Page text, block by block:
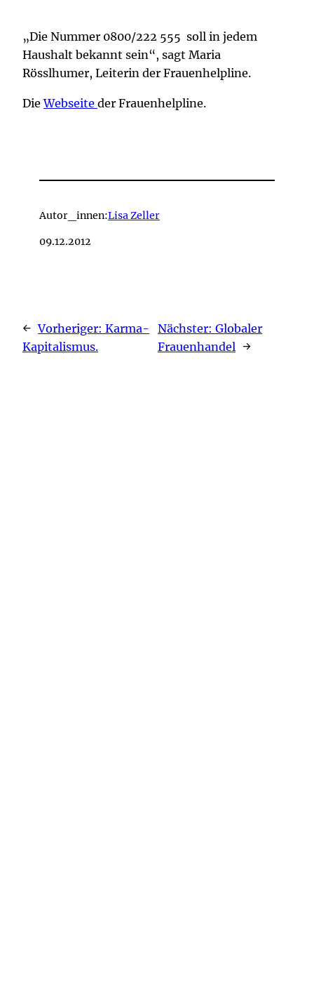
„Die Nummer 0800/222 555 soll in jedem
Haushalt bekannt sein“, sagt Maria
Rösslhumer, Leiterin der Frauenhelpline.
DieWebseite der Frauenhelpline.
Autor_innen:Lisa Zeller
09.12.2012
← Vorheriger: Karma-
Kapitalismus.
Nächster: Globaler
Frauenhandel →